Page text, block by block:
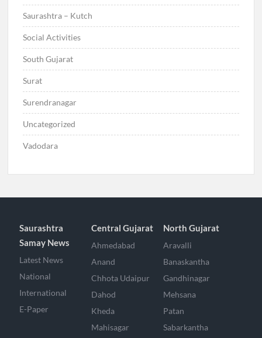
Saurashtra – Kutch
Social Activities
South Gujarat
Surat
Surendranagar
Uncategorized
Vadodara
Saurashtra
Samay News
Latest News
National
International
E-Paper
Central Gujarat
Ahmedabad
Anand
Chhota Udaipur
Dahod
Kheda
Mahisagar
North Gujarat
Aravalli
Banaskantha
Gandhinagar
Mehsana
Patan
Sabarkantha